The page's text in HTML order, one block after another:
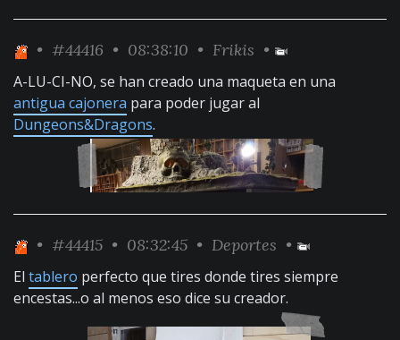
• #44416 • 08:38:10 • Frikis •
A-LU-CI-NO, se han creado una maqueta en una
antigua cajonera para poder jugar al
Dungeons&Dragons.
• #44415 • 08:32:45 • Deportes •
El tablero perfecto que tires donde tires siempre
encestas...o al menos eso dice su creador.